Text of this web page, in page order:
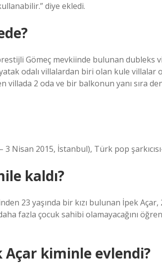
diye ekledi.
Gömeç mevkiinde bulunan dubleks
odalı villalardan biri olan kule villalar
villada 2 oda ve bir balkonun yanı sıra
Nisan 2015, İstanbul), Türk pop
kaldı?
23 yaşında bir kızı bulunan İpek Açar,
fazla çocuk sahibi olamayacağını
Açar kiminle evlendi?